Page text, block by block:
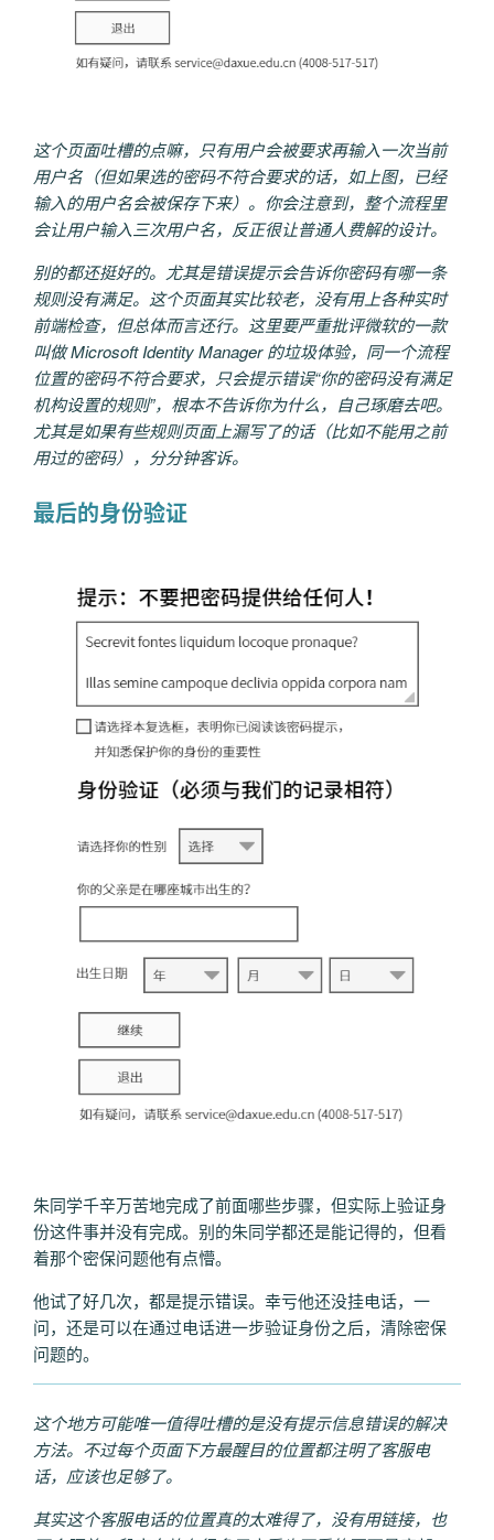
这个页面吐槽的点嘛，只有用户会被要求再输入一次当前
用户名（但如果选的密码不符合要求的话，如上图，已经
输入的用户名会被保存下来）。你会注意到，整个流程里
会让用户输入三次用户名，反正很让普通人费解的设计。
别的都还挺好的。尤其是错误提示会告诉你密码有哪一条
规则没有满足。这个页面其实比较老，没有用上各种实时
前端检查，但总体而言还行。这里要严重批评微软的一款
叫做 Microsoft Identity Manager 的垃圾体验，同一个流程
位置的密码不符合要求，只会提示错误“你的密码没有满足
机构设置的规则”，根本不告诉你为什么，自己琢磨去吧。
尤其是如果有些规则页面上漏写了的话（比如不能用之前
用过的密码），分分钟客诉。
最后的身份验证
朱同学千辛万苦地完成了前面哪些步骤，但实际上验证身
份这件事并没有完成。别的朱同学都还是能记得的，但看
着那个密保问题他有点懵。
他试了好几次，都是提示错误。幸亏他还没挂电话，一
问，还是可以在通过电话进一步验证身份之后，清除密保
问题的。
这个地方可能唯一值得吐槽的是没有提示信息错误的解决
方法。不过每个页面下方最醒目的位置都注明了客服电
话，应该也足够了。
其实这个客服电话的位置真的太难得了，没有用链接，也